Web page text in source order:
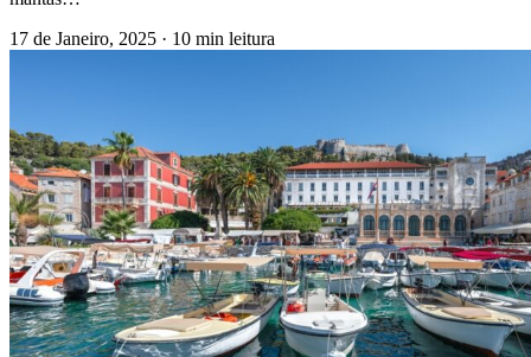
17 de Janeiro, 2025 · 10 min leitura